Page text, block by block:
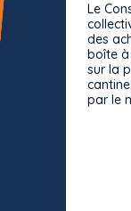
Le
des
boîte à
sur la
par le